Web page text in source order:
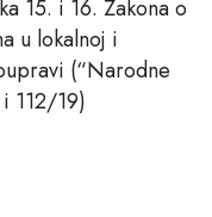
15. i 16. Zakona o
u lokalnoj i
(“Narodne
112/19)